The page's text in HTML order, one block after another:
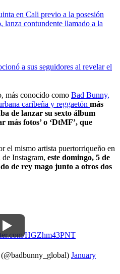
en Cali previo a la posesión
lanza contundente llamado a la
a sus seguidores al revelar el
más conocido como Bad Bunny,
caribeña y reggaetón más
de lanzar su sexto álbum
más fotos’ o ‘DtMF’, que
el mismo artista puertorriqueño en
Instagram, este domingo, 5 de
de rey mago junto a otros dos
HGZhm43PNT
January